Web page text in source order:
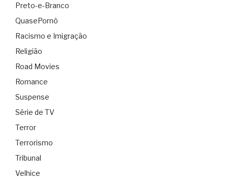
Preto-e-Branco
QuasePornô
Racismo e Imigração
Religião
Road Movies
Romance
Suspense
Série de TV
Terror
Terrorismo
Tribunal
Velhice